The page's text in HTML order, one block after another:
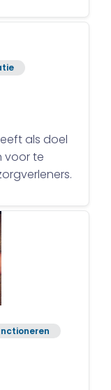
als doel
voor te